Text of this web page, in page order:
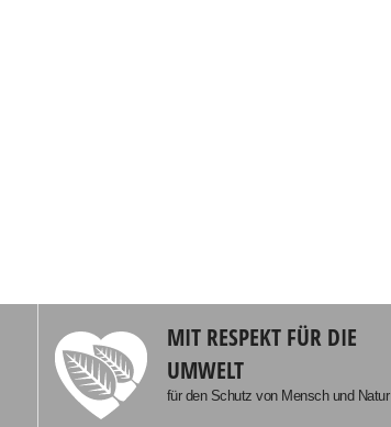
MIT RESPEKT FÜR DIE
UMWELT
für den Schutz von Mensch und Natur